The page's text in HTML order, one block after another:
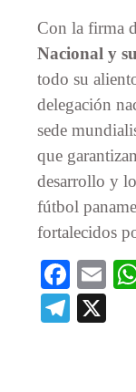
Con la firma
Nacional y
todo su
delegación
sede
que
desarrollo y
fútbol
fortalecidos